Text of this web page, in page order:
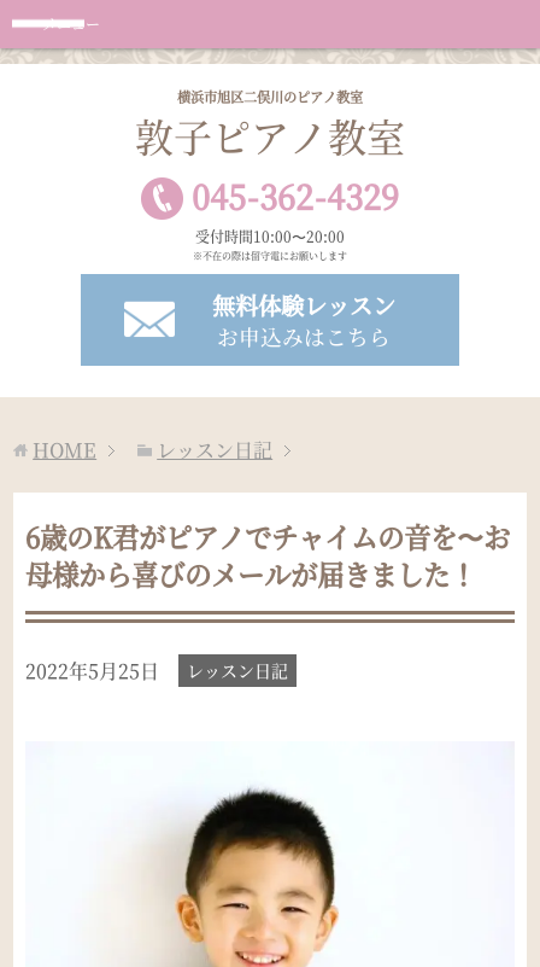
横浜市旭区二俣川のピアノ教室
敦子ピアノ教室
045-362-4329
受付時間10:00〜20:00
※不在の際は留守電にお願いします
無料体験レッスン
お申込みはこちら
メニュー
HOME レッスン日記
6歳のK君がピアノでチャイムの音を〜お
母様から喜びのメールが届きました！
2022年5月25日 レッスン日記